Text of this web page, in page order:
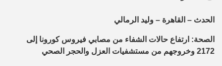
الحدث – القاهرة – وليد الرمالي
الصحة: ارتفاع حالات الشفاء من مصابي فيروس كورونا إلى
2172 وخروجهم من مستشفيات العزل والحجر الصحي